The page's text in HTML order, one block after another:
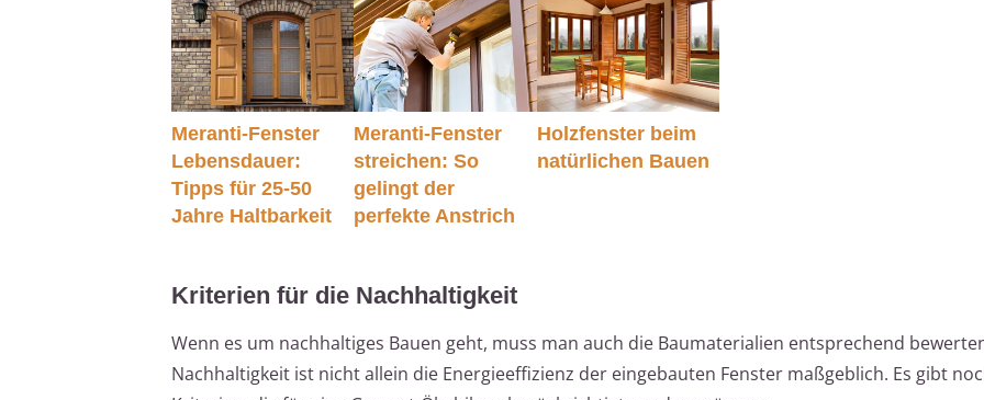
Meranti-Fenster
Lebensdauer:
Tipps für 25-50
Jahre Haltbarkeit
Meranti-Fenster
streichen: So
gelingt der
perfekte Anstrich
Holzfenster beim
natürlichen Bauen
Kriterien für die Nachhaltigkeit
Wenn es um nachhaltiges Bauen geht, muss man auch die Baumaterialien entsprechend
Nachhaltigkeit ist nicht allein die Energieeffizienz der eingebauten Fenster maßgeblich. Es gibt